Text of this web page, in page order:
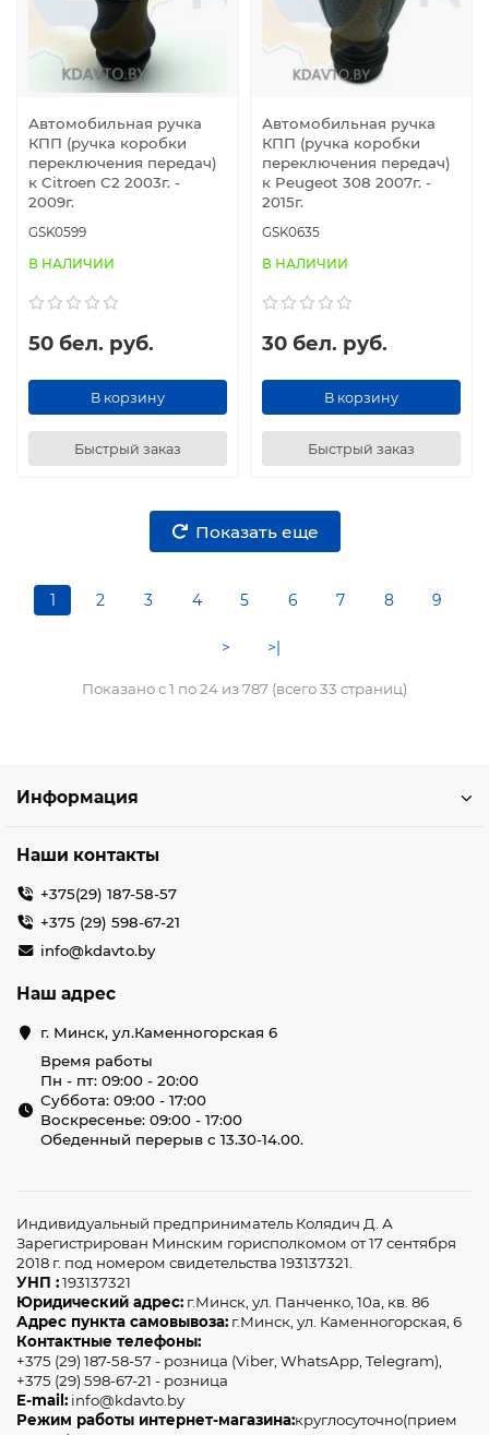
Автомобильная ручка
КПП (ручка коробки
переключения передач)
к Citroen C2 2003г. -
2009г.
GSK0599
В НАЛИЧИИ
50 бел. руб.
В корзину
Быстрый заказ
Автомобильная ручка
КПП (ручка коробки
переключения передач)
к Peugeot 308 2007г. -
2015г.
GSK0635
В НАЛИЧИИ
30 бел. руб.
В корзину
Быстрый заказ
Показать еще
1 2 3 4 5 6 7 8 9
> >|
Показано с 1 по 24 из 787 (всего 33 страниц)
Информация
Наши контакты
+375(29) 187-58-57
+375 (29) 598-67-21
info@kdavto.by
Наш адрес
г. Минск, ул.Каменногорская 6
Время работы
Пн - пт: 09:00 - 20:00
Суббота: 09:00 - 17:00
Воскресенье: 09:00 - 17:00
Обеденный перерыв с 13.30-14.00.
Индивидуальный предприниматель Колядич Д. А
Зарегистрирован Минским горисполкомом от 17 сентября
2018 г. под номером свидетельства 193137321.
УНП :193137321
Юридический адрес: г.Минск, ул. Панченко, 10а, кв. 86
Адрес пункта самовывоза: г.Минск, ул. Каменногорская, 6
Контактные телефоны:
+375 (29) 187-58-57 - розница (Viber, WhatsApp, Telegram),
+375 (29) 598-67-21 - розница
E-mail: info@kdavto.by
Режим работы интернет-магазина:круглосуточно(прием